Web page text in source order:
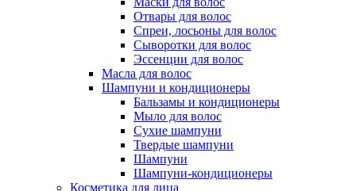
Отвары для волос
Спреи, лосьоны для волос
Сыворотки для волос
Эссенции для волос
Масла для волос
Шампуни и кондиционеры
Бальзамы и кондиционеры
Мыло для волос
Сухие шампуни
Твердые шампуни
Шампуни
Шампуни-кондиционеры
Косметика для лица